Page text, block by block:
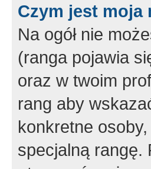
Czym jest moja
Na ogół nie
(ranga pojawia
oraz w twoim
rang aby
konkretne
specjalną rangę.